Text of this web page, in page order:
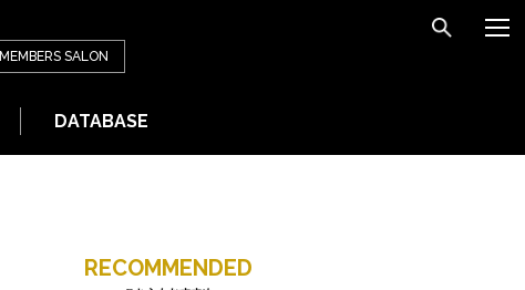
MEMBERS SALON
DATABASE
RECOMMENDED